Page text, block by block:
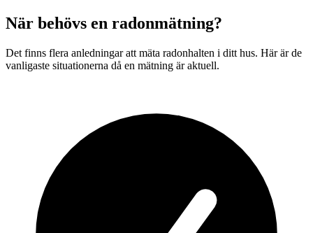
När behövs en radonmätning?
Det finns flera anledningar att mäta radonhalten i ditt hus. Här är de
vanligaste situationerna då en mätning är aktuell.